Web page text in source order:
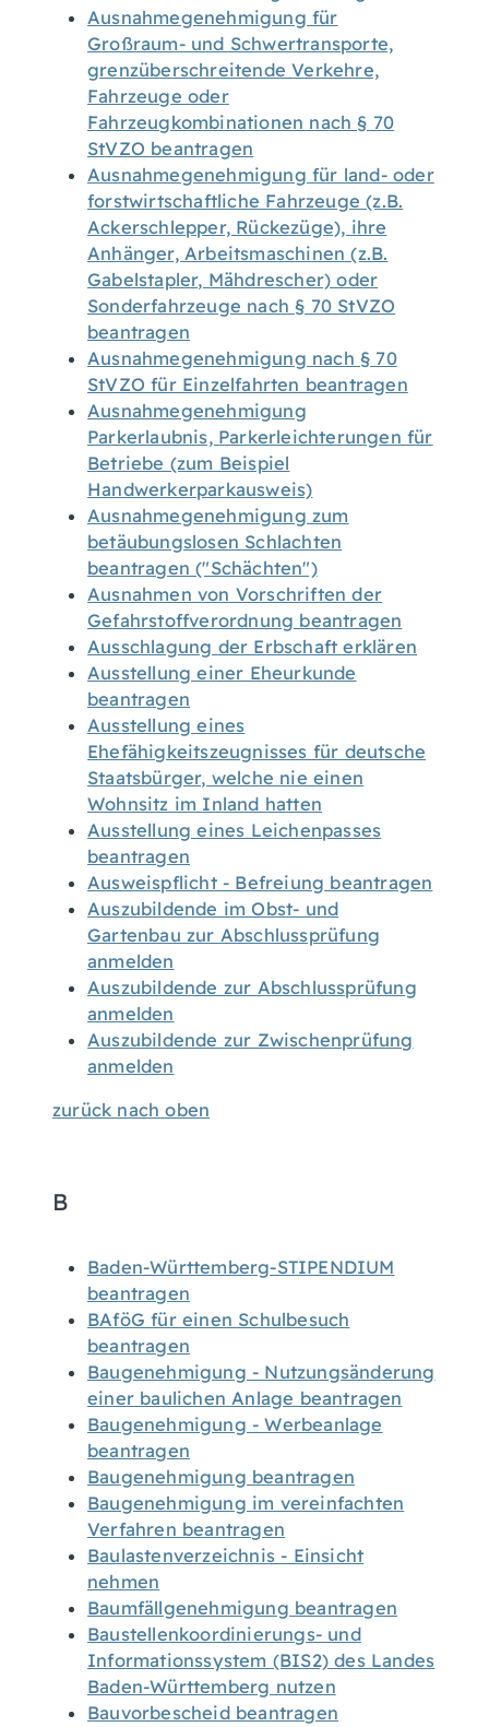
Ausnahmegenehmigung für
Großraum- und Schwertransporte,
grenzüberschreitende Verkehre,
Fahrzeuge oder
Fahrzeugkombinationen nach § 70
StVZO beantragen
Ausnahmegenehmigung für land- oder
forstwirtschaftliche Fahrzeuge (z.B.
Ackerschlepper, Rückezüge), ihre
Anhänger, Arbeitsmaschinen (z.B.
Gabelstapler, Mähdrescher) oder
Sonderfahrzeuge nach § 70 StVZO
beantragen
Ausnahmegenehmigung nach § 70
StVZO für Einzelfahrten beantragen
Ausnahmegenehmigung
Parkerlaubnis, Parkerleichterungen für
Betriebe (zum Beispiel
Handwerkerparkausweis)
Ausnahmegenehmigung zum
betäubungslosen Schlachten
beantragen ("Schächten")
Ausnahmen von Vorschriften der
Gefahrstoffverordnung beantragen
Ausschlagung der Erbschaft erklären
Ausstellung einer Eheurkunde
beantragen
Ausstellung eines
Ehefähigkeitszeugnisses für deutsche
Staatsbürger, welche nie einen
Wohnsitz im Inland hatten
Ausstellung eines Leichenpasses
beantragen
Ausweispflicht - Befreiung beantragen
Auszubildende im Obst- und
Gartenbau zur Abschlussprüfung
anmelden
Auszubildende zur Abschlussprüfung
anmelden
Auszubildende zur Zwischenprüfung
anmelden
zurück nach oben
B
Baden-Württemberg-STIPENDIUM
beantragen
BAföG für einen Schulbesuch
beantragen
Baugenehmigung - Nutzungsänderung
einer baulichen Anlage beantragen
Baugenehmigung - Werbeanlage
beantragen
Baugenehmigung beantragen
Baugenehmigung im vereinfachten
Verfahren beantragen
Baulastenverzeichnis - Einsicht
nehmen
Baumfällgenehmigung beantragen
Baustellenkoordinierungs- und
Informationssystem (BIS2) des Landes
Baden-Württemberg nutzen
Bauvorbescheid beantragen